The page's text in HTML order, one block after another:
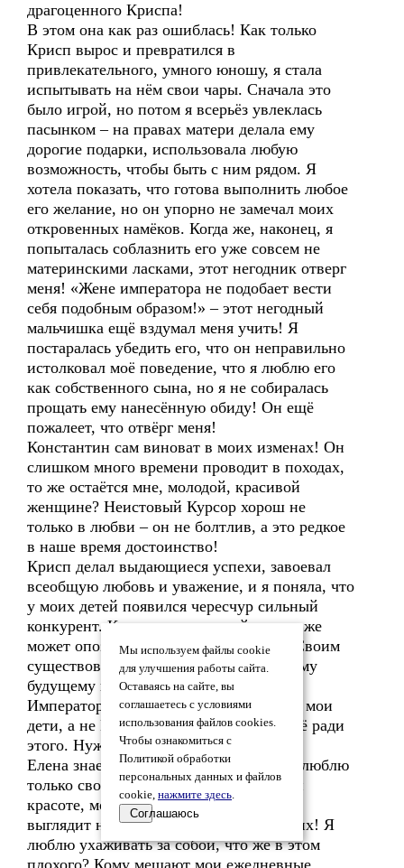
драгоценного Криспа!
В этом она как раз ошиблась! Как только
Крисп вырос и превратился в
привлекательного, умного юношу, я стала
испытывать на нём свои чары. Сначала это
было игрой, но потом я всерьёз увлеклась
пасынком – на правах матери делала ему
дорогие подарки, использовала любую
возможность, чтобы быть с ним рядом. Я
хотела показать, что готова выполнить любое
его желание, но он упорно не замечал моих
откровенных намёков. Когда же, наконец, я
попыталась соблазнить его уже совсем не
материнскими ласками, этот негодник отверг
меня! «Жене императора не подобает вести
себя подобным образом!» – этот негодный
мальчишка ещё вздумал меня учить! Я
постаралась убедить его, что он неправильно
истолковал моё поведение, что я люблю его
как собственного сына, но я не собиралась
прощать ему нанесённую обиду! Он ещё
пожалеет, что отвёрг меня!
Константин сам виноват в моих изменах! Он
слишком много времени проводит в походах,
то же остаётся мне, молодой, красивой
женщине? Неистовый Курсор хорош не
только в любви – он не болтлив, а это редкое
в наше время достоинство!
Крисп делал выдающиеся успехи, завоевал
всеобщую любовь и уважение, и я поняла, что
у моих детей появился чересчур сильный
конкурент. Конкурент, который к тому же
может опозорить меня в глазах мужа! Своим
существованием Крисп нёс угрозу моему
будущему и будущему моих детей.
Императорский престол должен занять мои
дети, а не Крисп, и я готова сделать всё ради
этого. Нужно было спешить!
Елена знает, что в действительности я люблю
только своих детей! Она завидует моей
красоте, моему телу, которое в 36 лет
выглядит не хуже, чем у двадцатилетних! Я
люблю ухаживать за собой, что же в этом
плохого? Кому мешают мои ежедневные
Мы используем файлы cookie
для улучшения работы сайта.
Оставаясь на сайте, вы
соглашаетесь с условиями
использования файлов cookies.
Чтобы ознакомиться с
Политикой обработки
персональных данных и файлов
cookie, нажмите здесь.
Соглашаюсь